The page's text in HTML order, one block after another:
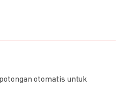
otomatis untuk